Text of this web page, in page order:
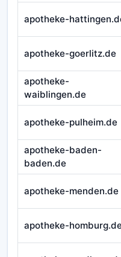
apotheke-
apotheke-goerlitz.de
apotheke-
waiblingen.de
apotheke-pulheim.de
apotheke-baden-
baden.de
apotheke-menden.de
apotheke-